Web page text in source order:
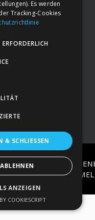
PAO Team
© 2026 · ON
·WORDPRESS·
Es werden
Tracking-Cookies
& SCHLIESSEN
ANZEIGEN
COOKIESCRIPT